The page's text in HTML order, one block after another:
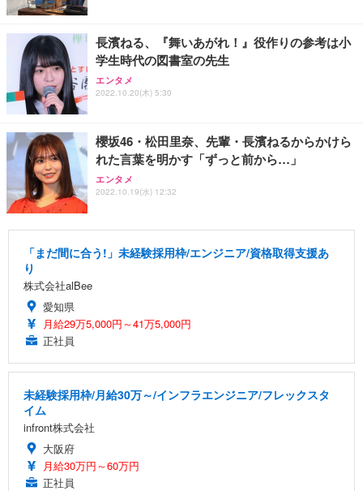
長濱ねる、『舞いあがれ！』役作りの参考は小
学生時代の図書室の先生
エンタメ
2022.10.20(木) 5:30
櫻坂46・松田里奈、先輩・長濱ねるからかけら
れた言葉を明かす「ずっと前から…」
エンタメ
2022.10.19(水) 12:32
「まだ間に合う!」未経験採用枠/エンジニア/資格取得支援あ
り
株式会社alBee
愛知県
月給29万5,000円～41万5,000円
正社員
未経験採用枠/月給30万～/インフラエンジニア/フレックスタ
イム
infront株式会社
大阪府
月給30万円～60万円
正社員